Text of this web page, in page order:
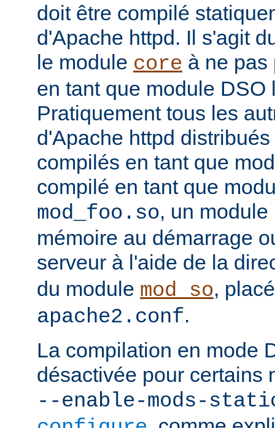
doit être compilé
d'Apache httpd. Il s'agit
le module core à ne pas
en tant que module DSO
Pratiquement tous les
d'Apache httpd
compilés en tant que
compilé en tant que
mod_foo.so, un
mémoire au démarrage
serveur à l'aide de la
du module mod_so,
apache2.conf.
La compilation en mode
désactivée pour certains
--enable-mods-